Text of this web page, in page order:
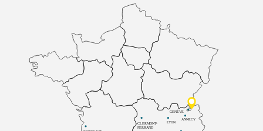
CLERMONT-
FERRAND
LYON
ANNECY
GENÈVE